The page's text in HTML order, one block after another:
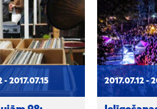
- 2017.07.15 2017.07.12 -